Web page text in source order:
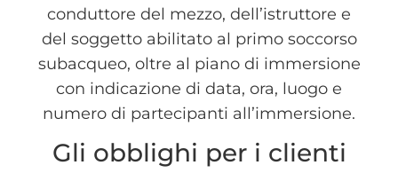
conduttore del mezzo, dell’istruttore e
del soggetto abilitato al primo soccorso
subacqueo, oltre al piano di immersione
con indicazione di data, ora, luogo e
numero di partecipanti all’immersione.
Gli obblighi per i clienti